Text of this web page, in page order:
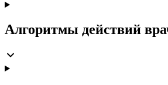
Алгоритмы действий